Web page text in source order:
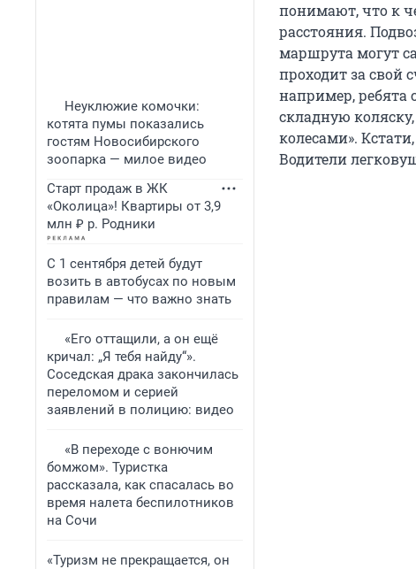
Неуклюжие комочки:
котята пумы показались
гостям Новосибирского
зоопарка — милое видео
Старт продаж в ЖК
«Околица»! Квартиры от 3,9
млн ₽ р. Родники
С 1 сентября детей будут
возить в автобусах по новым
правилам — что важно знать
«Его оттащили, а он ещё
кричал: „Я тебя найду“».
Соседская драка закончилась
переломом и серией
заявлений в полицию: видео
«В переходе с вонючим
бомжом». Туристка
рассказала, как спасалась во
время налета беспилотников
на Сочи
«Туризм не прекращается, он
понимают, что к
расстояния.
маршрута могут
проходит за свой
например, ребята
складную
колесами».
Водители